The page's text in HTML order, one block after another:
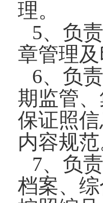
理。
5、负
章管理
6、负
期监管
保证照
内容规范
7、负
档案、